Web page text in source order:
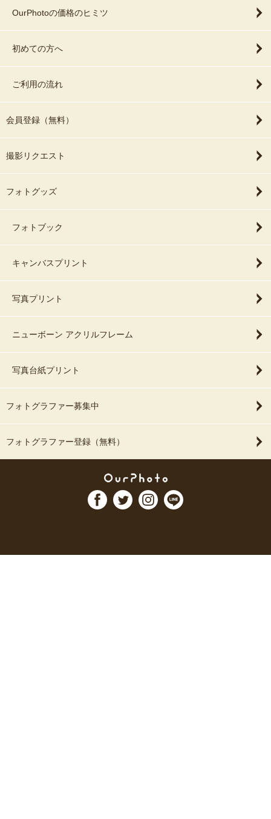
OurPhotoの価格のヒミツ
初めての方へ
ご利用の流れ
会員登録（無料）
撮影リクエスト
フォトグッズ
フォトブック
キャンバスプリント
写真プリント
ニューボーン アクリルフレーム
写真台紙プリント
フォトグラファー募集中
フォトグラファー登録（無料）